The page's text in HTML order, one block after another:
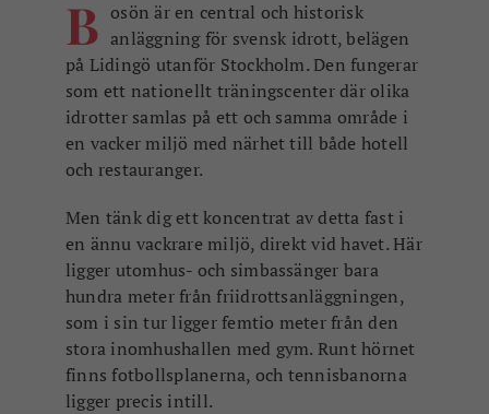
B osön är en central och historisk
anläggning för svensk idrott, belägen
på Lidingö utanför Stockholm. Den fungerar
som ett nationellt träningscenter där olika
idrotter samlas på ett och samma område i
en vacker miljö med närhet till både hotell
och restauranger.
Men tänk dig ett koncentrat av detta fast i
en ännu vackrare miljö, direkt vid havet. Här
ligger utomhus- och simbassänger bara
hundra meter från friidrottsanläggningen,
som i sin tur ligger femtio meter från den
stora inomhushallen med gym. Runt hörnet
finns fotbollsplanerna, och tennisbanorna
ligger precis intill.